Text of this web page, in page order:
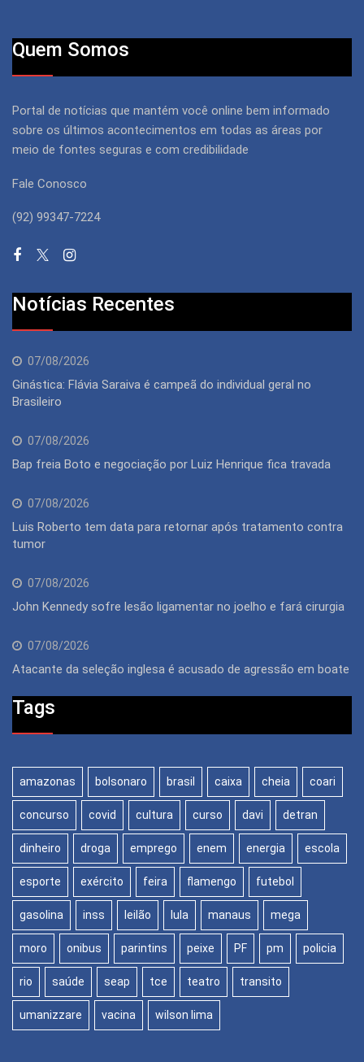
Quem Somos
Portal de notícias que mantém você online bem informado
sobre os últimos acontecimentos em todas as áreas por
meio de fontes seguras e com credibilidade
Fale Conosco
(92) 99347-7224
Notícias Recentes
07/08/2026
Ginástica: Flávia Saraiva é campeã do individual geral no
Brasileiro
07/08/2026
Bap freia Boto e negociação por Luiz Henrique fica travada
07/08/2026
Luis Roberto tem data para retornar após tratamento contra
tumor
07/08/2026
John Kennedy sofre lesão ligamentar no joelho e fará cirurgia
07/08/2026
Atacante da seleção inglesa é acusado de agressão em boate
Tags
amazonas bolsonaro brasil caixa cheia coari
concurso covid cultura curso davi detran
dinheiro droga emprego enem energia escola
esporte exército feira flamengo futebol
gasolina inss leilão lula manaus mega
moro onibus parintins peixe PF pm policia
rio saúde seap tce teatro transito
umanizzare vacina wilson lima